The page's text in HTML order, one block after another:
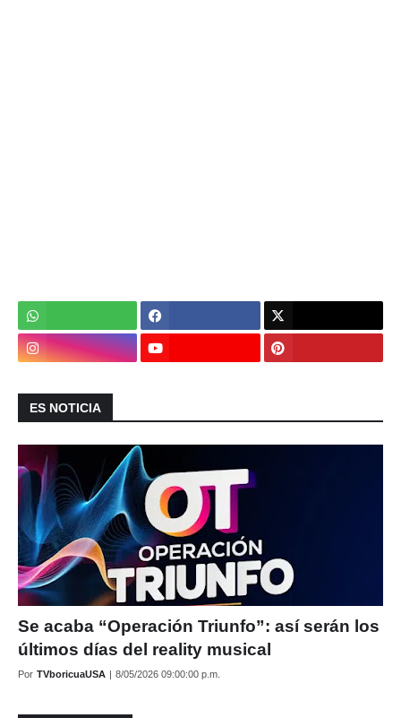
ES NOTICIA
Se acaba “Operación Triunfo”: así serán los
últimos días del reality musical
Por TVboricuaUSA | 8/05/2026 09:00:00 p.m.